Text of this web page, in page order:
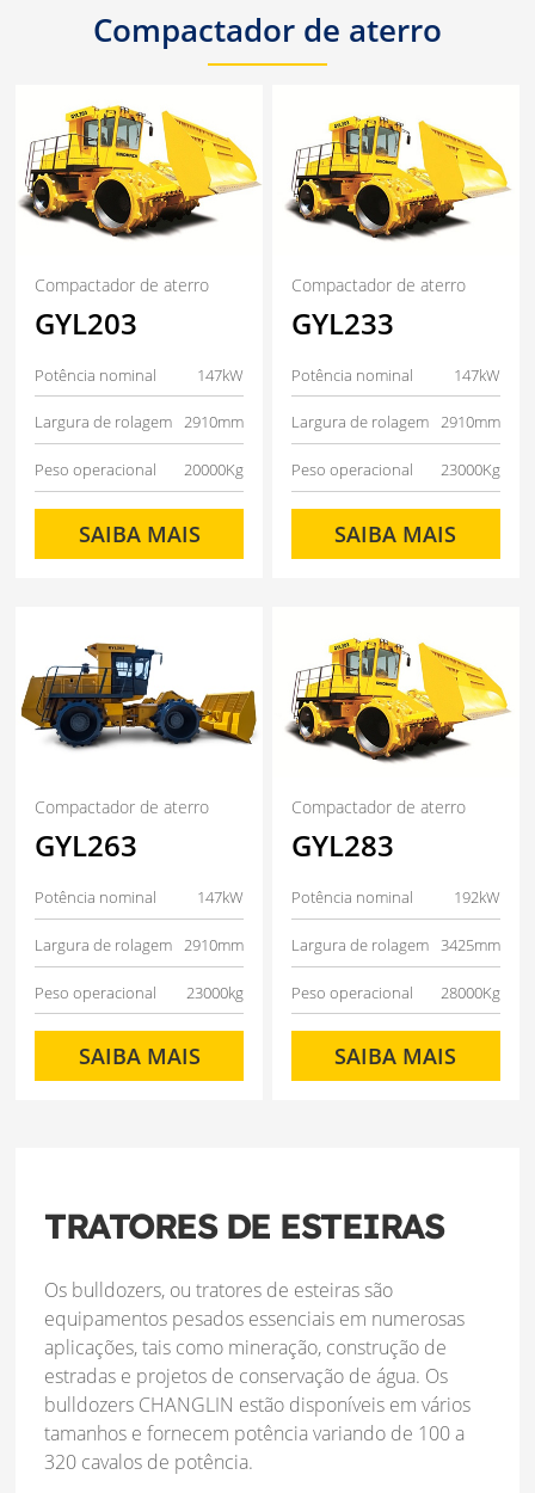
Compactador de aterro
Compactador de aterro
GYL203
Potência nominal 147kW
Largura de rolagem 2910mm
Peso operacional 20000Kg
SAIBA MAIS
Compactador de aterro
GYL233
Potência nominal 147kW
Largura de rolagem 2910mm
Peso operacional 23000Kg
SAIBA MAIS
Compactador de aterro
GYL263
Potência nominal 147kW
Largura de rolagem 2910mm
Peso operacional 23000kg
SAIBA MAIS
Compactador de aterro
GYL283
Potência nominal 192kW
Largura de rolagem 3425mm
Peso operacional 28000Kg
SAIBA MAIS
TRATORES DE ESTEIRAS
Os bulldozers, ou tratores de esteiras são
equipamentos pesados essenciais em numerosas
aplicações, tais como mineração, construção de
estradas e projetos de conservação de água. Os
bulldozers CHANGLIN estão disponíveis em vários
tamanhos e fornecem potência variando de 100 a
320 cavalos de potência.